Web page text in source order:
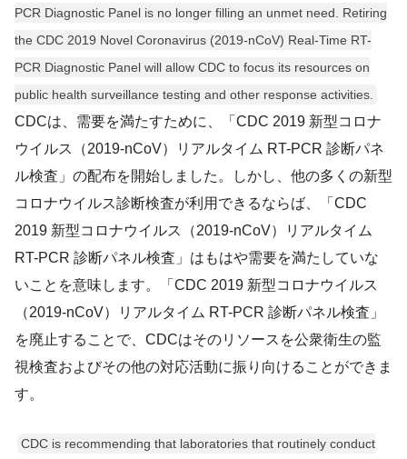
PCR Diagnostic Panel is no longer filling an unmet need. Retiring
the CDC 2019 Novel Coronavirus (2019-nCoV) Real-Time RT-
PCR Diagnostic Panel will allow CDC to focus its resources on
public health surveillance testing and other response activities.
CDCは、需要を満たすために、「CDC 2019 新型コロナ
ウイルス（2019-nCoV）リアルタイム RT-PCR 診断パネ
ル検査」の配布を開始しました。しかし、他の多くの新型
コロナウイルス診断検査が利用できるならば、「CDC
2019 新型コロナウイルス（2019-nCoV）リアルタイム
RT-PCR 診断パネル検査」はもはや需要を満たしていな
いことを意味します。「CDC 2019 新型コロナウイルス
（2019-nCoV）リアルタイム RT-PCR 診断パネル検査」
を廃止することで、CDCはそのリソースを公衆衛生の監
視検査およびその他の対応活動に振り向けることができま
す。
CDC is recommending that laboratories that routinely conduct